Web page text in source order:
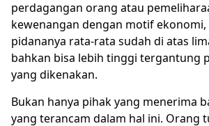
perdagangan orang atau
kewenangan dengan motif ekonomi,
pidananya rata-rata sudah di atas
bahkan bisa lebih tinggi tergantung
yang dikenakan.
Bukan hanya pihak yang menerima
yang terancam dalam hal ini. Orang